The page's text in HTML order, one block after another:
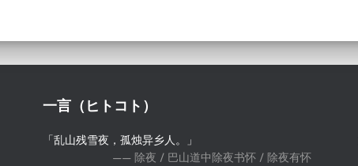
一言（ヒトコト）
「乱山残雪夜，孤烛异乡人。」
—— 除夜 / 巴山道中除夜书怀 / 除夜有怀